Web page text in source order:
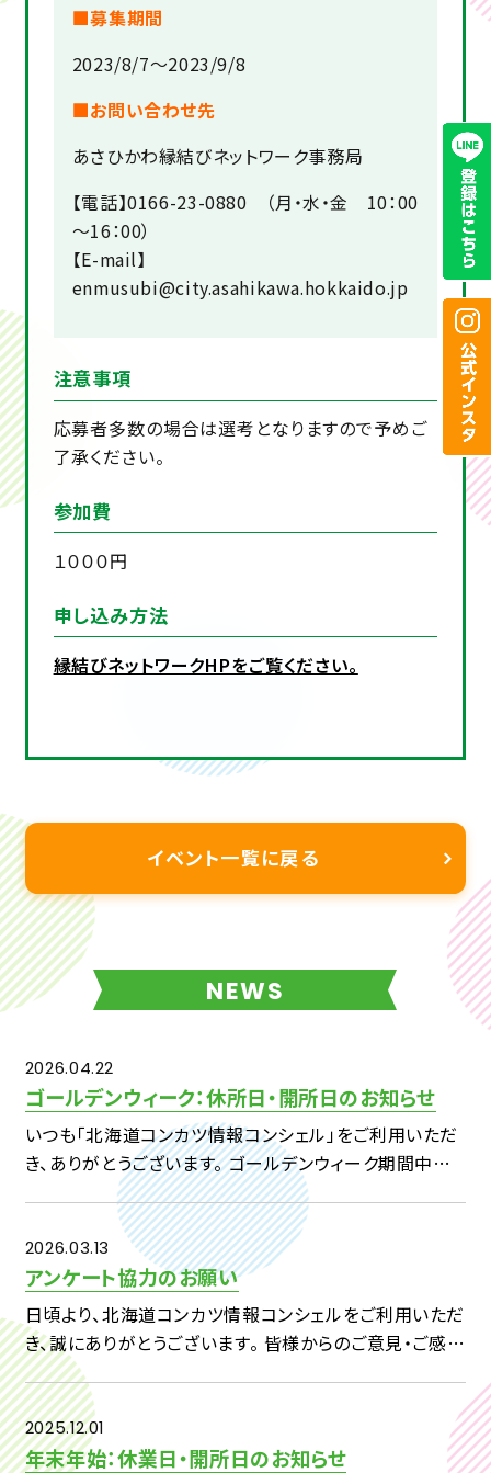
■募集期間
2023/8/7～2023/9/8
■お問い合わせ先
あさひかわ縁結びネットワーク事務局
【電話】0166-23-0880 （月・水・金 10：00
～16：00）
【E-mail】
enmusubi@city.asahikawa.hokkaido.jp
注意事項
応募者多数の場合は選考となりますので予めご
了承ください。
参加費
１０００円
申し込み方法
縁結びネットワークHPをご覧ください。
イベント一覧に戻る
NEWS
2026.04.22
ゴールデンウィーク：休所日・開所日のお知らせ
いつも「北海道コンカツ情報コンシェル」をご利用いただ
き、ありがとうございます。 ゴールデンウィーク期間中の
休所日および開所日につきまして、下記のとおりご案内い
たします。 【対象期間】4月29日（水）～5月7日（木） ・4
[…]
2026.03.13
アンケート協力のお願い
日頃より、北海道コンカツ情報コンシェルをご利用いただ
き、誠にありがとうございます。 皆様からのご意見・ご感想
を、今後の事業へいかしてまいりたいと考えておりますの
で、 下記アンケートへのご回答をよろしくお願い申し上げ
ます。 […]
2025.12.01
年末年始：休業日・開所日のお知らせ